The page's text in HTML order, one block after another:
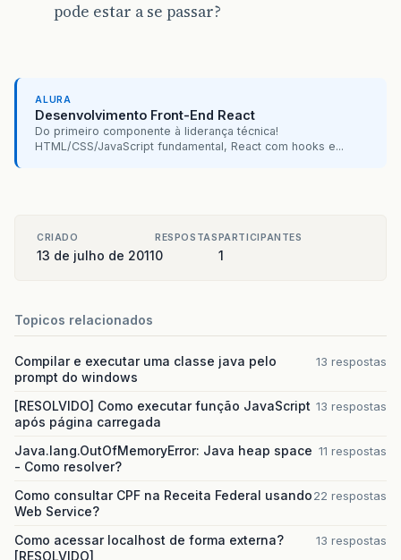
pode estar a se passar?
ALURA
Desenvolvimento Front-End React
Do primeiro componente à liderança técnica!
HTML/CSS/JavaScript fundamental, React com hooks e...
CRIADO
13 de julho de 2011
RESPOSTAS
0
PARTICIPANTES
1
Topicos relacionados
Compilar e executar uma classe java pelo
prompt do windows
13 respostas
[RESOLVIDO] Como executar função JavaScript
após página carregada
13 respostas
Java.lang.OutOfMemoryError: Java heap space
- Como resolver?
11 respostas
Como consultar CPF na Receita Federal usando
Web Service?
22 respostas
Como acessar localhost de forma externa?
[RESOLVIDO]
13 respostas